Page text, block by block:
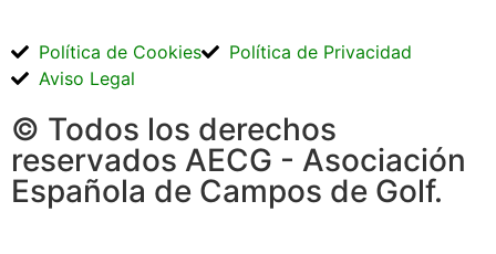
© Todos los derechos
reservados AECG - Asociación
Española de Campos de Golf.
Política de Cookies
Política de Privacidad
Aviso Legal